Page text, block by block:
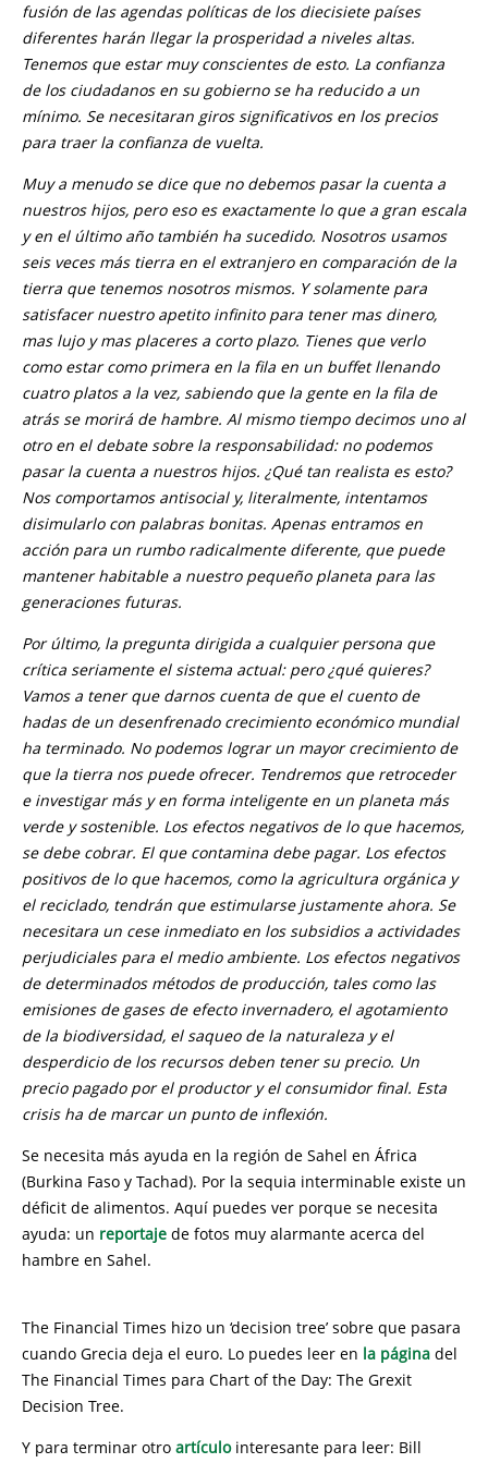
fusión de las agendas políticas de los diecisiete países
diferentes harán llegar la prosperidad a niveles altas.
Tenemos que estar muy conscientes de esto. La confianza
de los ciudadanos en su gobierno se ha reducido a un
mínimo. Se necesitaran giros significativos en los precios
para traer la confianza de vuelta.
Muy a menudo se dice que no debemos pasar la cuenta a
nuestros hijos, pero eso es exactamente lo que a gran escala
y en el último año también ha sucedido. Nosotros usamos
seis veces más tierra en el extranjero en comparación de la
tierra que tenemos nosotros mismos. Y solamente para
satisfacer nuestro apetito infinito para tener mas dinero,
mas lujo y mas placeres a corto plazo. Tienes que verlo
como estar como primera en la fila en un buffet llenando
cuatro platos a la vez, sabiendo que la gente en la fila de
atrás se morirá de hambre. Al mismo tiempo decimos uno al
otro en el debate sobre la responsabilidad: no podemos
pasar la cuenta a nuestros hijos. ¿Qué tan realista es esto?
Nos comportamos antisocial y, literalmente, intentamos
disimularlo con palabras bonitas. Apenas entramos en
acción para un rumbo radicalmente diferente, que puede
mantener habitable a nuestro pequeño planeta para las
generaciones futuras.
Por último, la pregunta dirigida a cualquier persona que
crítica seriamente el sistema actual: pero ¿qué quieres?
Vamos a tener que darnos cuenta de que el cuento de
hadas de un desenfrenado crecimiento económico mundial
ha terminado. No podemos lograr un mayor crecimiento de
que la tierra nos puede ofrecer. Tendremos que retroceder
e investigar más y en forma inteligente en un planeta más
verde y sostenible. Los efectos negativos de lo que hacemos,
se debe cobrar. El que contamina debe pagar. Los efectos
positivos de lo que hacemos, como la agricultura orgánica y
el reciclado, tendrán que estimularse justamente ahora. Se
necesitara un cese inmediato en los subsidios a actividades
perjudiciales para el medio ambiente. Los efectos negativos
de determinados métodos de producción, tales como las
emisiones de gases de efecto invernadero, el agotamiento
de la biodiversidad, el saqueo de la naturaleza y el
desperdicio de los recursos deben tener su precio. Un
precio pagado por el productor y el consumidor final. Esta
crisis ha de marcar un punto de inflexión.
Se necesita más ayuda en la región de Sahel en África
(Burkina Faso y Tachad). Por la sequia interminable existe un
déficit de alimentos. Aquí puedes ver porque se necesita
ayuda: un reportaje de fotos muy alarmante acerca del
hambre en Sahel.
The Financial Times hizo un ‘decision tree’ sobre que pasara
cuando Grecia deja el euro. Lo puedes leer en la página del
The Financial Times para Chart of the Day: The Grexit
Decision Tree.
Y para terminar otro artículointeresante para leer: Bill